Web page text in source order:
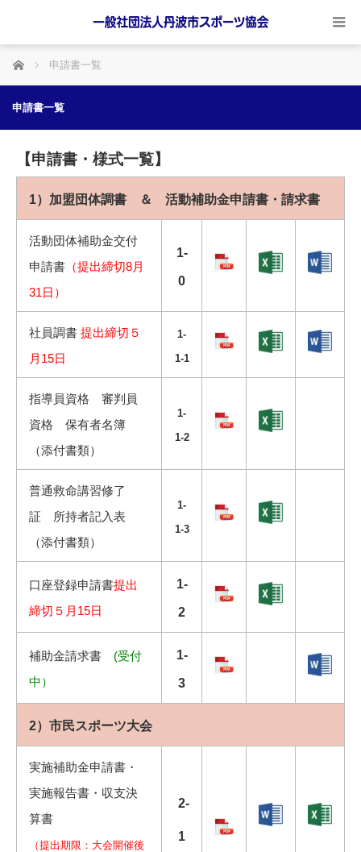
ホーム 申請書一覧
申請書一覧
【申請書・様式一覧】
1）加盟団体調書 ＆ 活動補助金申請書・請求書
活動団体補助金交付
申請書 （提出締切8月
31日）
1-
0
社員調書 提出締切５
月15日
1-
1-1
指導員資格 審判員
資格 保有者名簿
（添付書類）
1-
1-2
普通救命講習修了
証 所持者記入表
（添付書類）
1-
1-3
口座登録申請書提出
締切５月15日
1-
2
補助金請求書 (受付
中）
1-
3
2）市民スポーツ大会
実施補助金申請書・
実施報告書・収支決
算書
（提出期限：大会開催後
2-
1